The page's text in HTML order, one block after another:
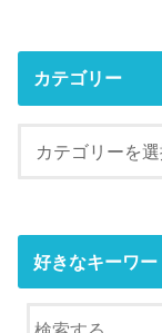
カテゴリー
好きなキーワ